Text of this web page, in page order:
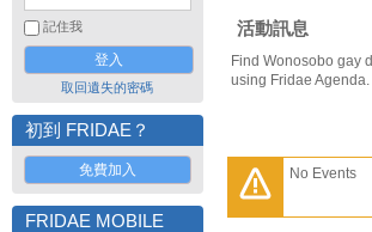
記住我
取回遺失的密碼
初到 FRIDAE？
免費加入
FRIDAE MOBILE
活動訊息
Find Wonosobo gay
using Fridae Agenda.
No Events